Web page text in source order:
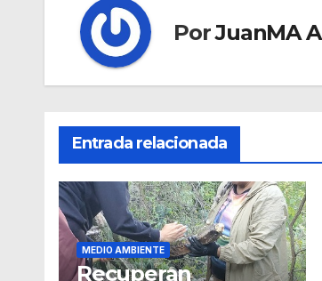
PorJuanMA A
Entrada relacionada
MEDIO AMBIENTE
Recuperan